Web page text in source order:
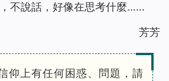
不說話，好像在思考什麼……
芳芳
仰上有任何困惑、問題，請